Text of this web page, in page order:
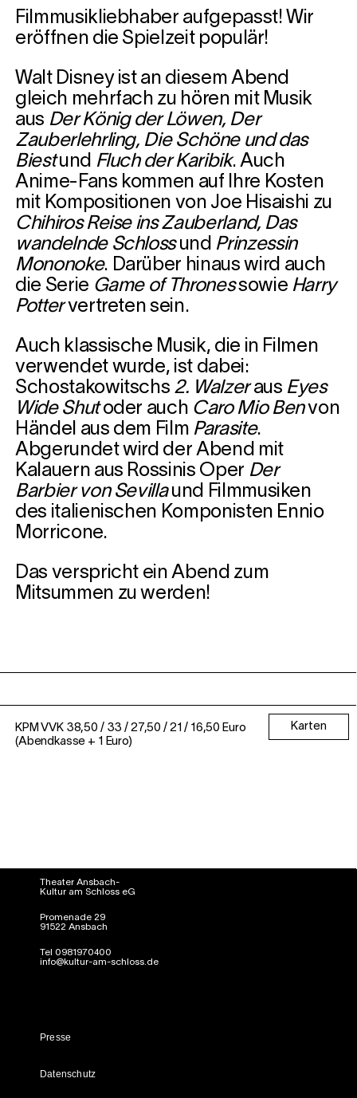
Filmmusikliebhaber aufgepasst! Wir
eröffnen die Spielzeit populär!
Walt Disney ist an diesem Abend
gleich mehrfach zu hören mit Musik
aus Der König der Löwen, Der
Zauberlehrling, Die Schöne und das
Biestund Fluch der Karibik. Auch
Anime-Fans kommen auf Ihre Kosten
mit Kompositionen von Joe Hisaishi zu
Chihiros Reise ins Zauberland, Das
wandelnde Schlossund Prinzessin
Mononoke. Darüber hinaus wird auch
die Serie Game of Thronessowie Harry
Pottervertreten sein.
Auch klassische Musik, die in Filmen
verwendet wurde, ist dabei:
Schostakowitschs 2. Walzeraus Eyes
Wide Shutoder auch Caro Mio Benvon
Händel aus dem Film Parasite.
Abgerundet wird der Abend mit
Kalauern aus Rossinis Oper Der
Barbier von Sevillaund Filmmusiken
des italienischen Komponisten Ennio
Morricone.
Das verspricht ein Abend zum
Mitsummen zu werden!
KPM VVK 38,50 / 33 / 27,50 / 21 / 16,50 Euro
(Abendkasse + 1 Euro)
Karten
Theater Ansbach-
Kultur am Schloss eG
Promenade 29
91522 Ansbach
Tel 0981970400
info@kultur-am-schloss.de
Presse
Datenschutz